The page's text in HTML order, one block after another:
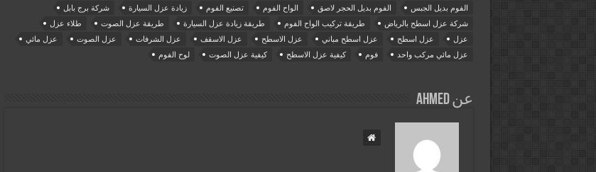
الفوم بديل الجبس
الفوم بديل الحجر لاصق الواح الفوم تصنيع الفوم زيادة عزل السيارة
شركة برج بابل
شركة عزل اسطح بالرياض
طريقة تركيب الواح الفوم طريقة زيادة عزل السيارة طريقة عزل الصوت
طلاء عزل
عزل
عزل اسطح عزل اسطح مباني عزل الاسطح عزل الاسقف عزل الشرفات عزل الصوت
عزل مائي
عزل مائي مركب واحد
فوم كيفية عزل الاسطح كيفية عزل الصوت لوح الفوم
عن ahmed